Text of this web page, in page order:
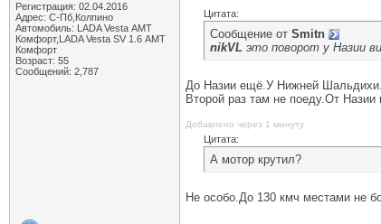
Регистрация: 02.04.2016
Адрес: С-Пб,Колпино
Автомобиль: LADA Vesta АМТ
Комфорт,LADA Vesta SV 1.6 АМТ
Комфорт
Возраст: 55
Сообщений: 2,787
Цитата:
Сообщение от Smitn
nikVL это поворот у Назии
До Назии ещё.У Нижней
Второй раз там не поеду.От
Добавлено через 1 минуту
Цитата:
А мотор крутил?
Не особо.До 130 кмч местами не